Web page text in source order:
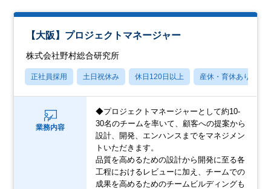
【大阪】プロジェクトマネージャー
株式会社野村総合研究所
正社員採用 土日祝休み 休日120日以上 産休・育休あり
業務内容
◆プロジェクトマネージャーとして約10-
30名のチームを率いて、顧客への提案から
設計、開発、エンハンスまでをマネジメン
トいただきます。
品質を高めるための設計から開発に至る各
工程におけるレビューに加え、チームでの
成果を高めるためのチームビルディングも